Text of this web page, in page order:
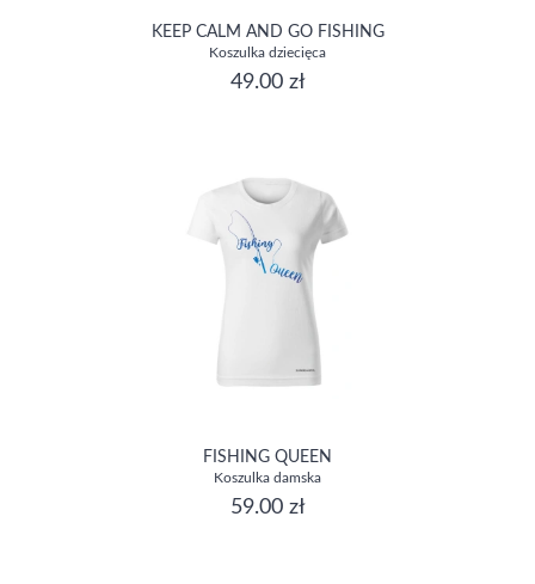
KEEP CALM AND GO FISHING
Koszulka dziecięca
49.00 zł
FISHING QUEEN
Koszulka damska
59.00 zł